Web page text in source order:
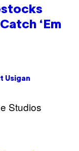
‘Em
Usigan